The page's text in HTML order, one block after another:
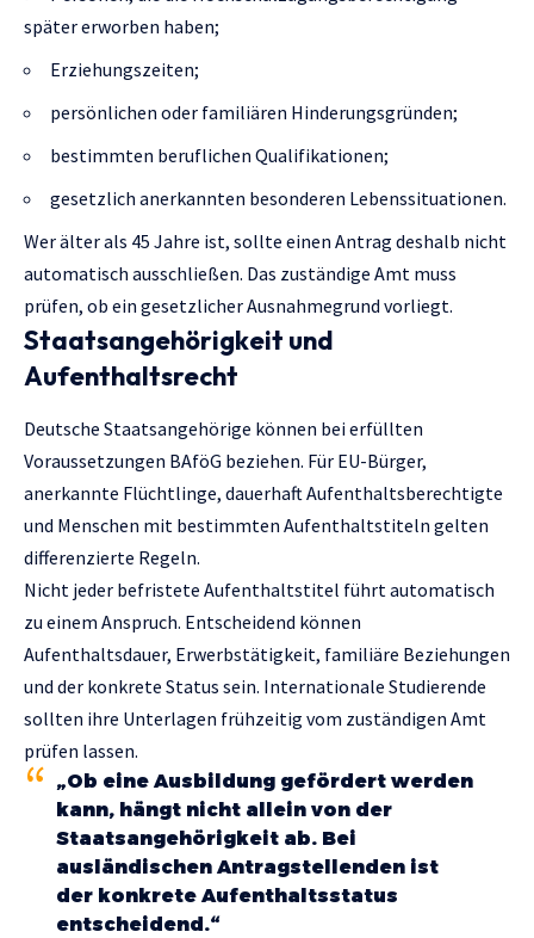
später erworben haben;
Erziehungszeiten;
persönlichen oder familiären Hinderungsgründen;
bestimmten beruflichen Qualifikationen;
gesetzlich anerkannten besonderen Lebenssituationen.
Wer älter als 45 Jahre ist, sollte einen Antrag deshalb nicht
automatisch ausschließen. Das zuständige Amt muss
prüfen, ob ein gesetzlicher Ausnahmegrund vorliegt.
Staatsangehörigkeit und
Aufenthaltsrecht
Deutsche Staatsangehörige können bei erfüllten
Voraussetzungen BAföG beziehen. Für EU-Bürger,
anerkannte Flüchtlinge, dauerhaft Aufenthaltsberechtigte
und Menschen mit bestimmten Aufenthaltstiteln gelten
differenzierte Regeln.
Nicht jeder befristete Aufenthaltstitel führt automatisch
zu einem Anspruch. Entscheidend können
Aufenthaltsdauer, Erwerbstätigkeit, familiäre Beziehungen
und der konkrete Status sein. Internationale Studierende
sollten ihre Unterlagen frühzeitig vom zuständigen Amt
prüfen lassen.
„Ob eine Ausbildung gefördert werden
kann, hängt nicht allein von der
Staatsangehörigkeit ab. Bei
ausländischen Antragstellenden ist
der konkrete Aufenthaltsstatus
entscheidend.“